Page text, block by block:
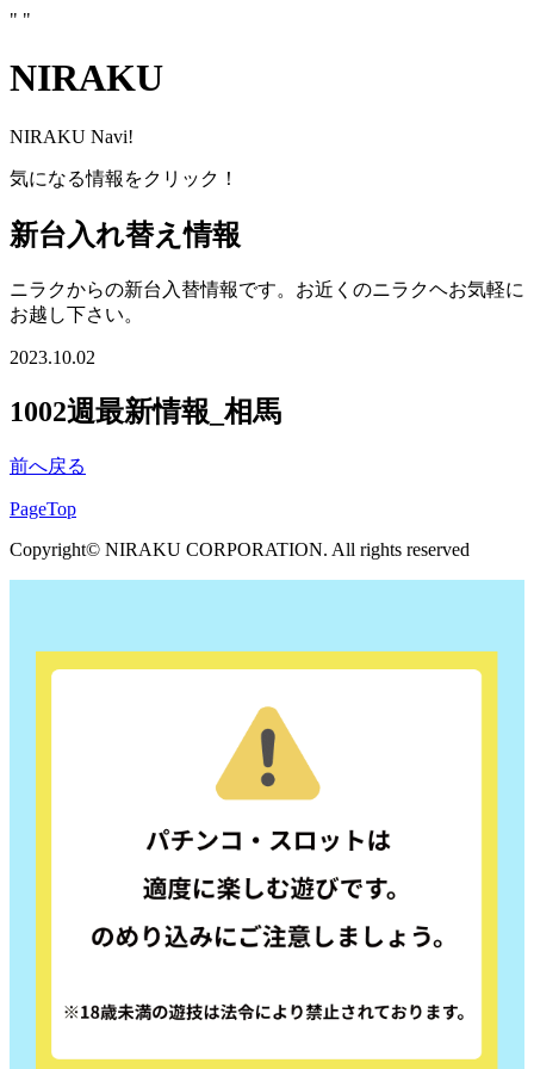
" "
NIRAKU
NIRAKU Navi!
気になる情報をクリック！
新台入れ替え情報
ニラクからの新台入替情報です。お近くのニラクヘお気軽に
お越し下さい。
2023.10.02
1002週最新情報_相馬
前へ戻る
PageTop
Copyright© NIRAKU CORPORATION. All rights reserved